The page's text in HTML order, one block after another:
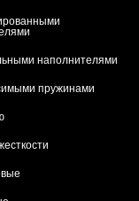
наполнителями
пружинами